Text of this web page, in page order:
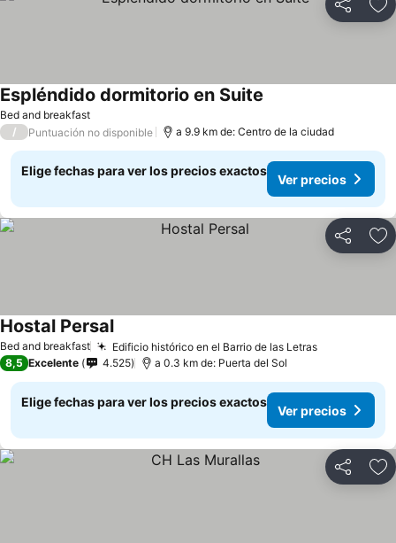
Compartir
Bed and breakfast
Espléndido dormitorio en Suite
/ Puntuación no disponible a 9.9 km de: Centro de la ciudad
Elige fechas para ver los precios exactos
Ver precios
Compartir
Bed and breakfast Edificio histórico en el Barrio de las LetrasVer precios
Hostal PersalVer precios
8,5 Excelente 4.525 a 0.3 km de: Puerta del Sol
Elige fechas para ver los precios exactos
Ver precios
Compartir